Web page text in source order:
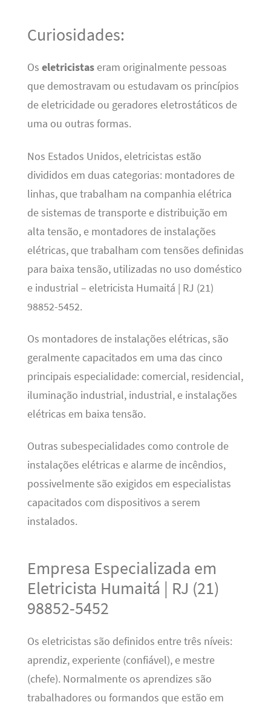
Curiosidades:
Os eletricistaseram originalmente pessoas
que demostravam ou estudavam os princípios
de eletricidade ou geradores eletrostáticos de
uma ou outras formas.
Nos Estados Unidos, eletricistas estão
divididos em duas categorias: montadores de
linhas, que trabalham na companhia elétrica
de sistemas de transporte e distribuição em
alta tensão, e montadores de instalações
elétricas, que trabalham com tensões definidas
para baixa tensão, utilizadas no uso doméstico
e industrial – eletricista Humaitá | RJ (21)
98852-5452.
Os montadores de instalações elétricas, são
geralmente capacitados em uma das cinco
principais especialidade: comercial, residencial,
iluminação industrial, industrial, e instalações
elétricas em baixa tensão.
Outras subespecialidades como controle de
instalações elétricas e alarme de incêndios,
possivelmente são exigidos em especialistas
capacitados com dispositivos a serem
instalados.
Empresa Especializada em
Eletricista Humaitá | RJ (21)
98852-5452
Os eletricistas são definidos entre três níveis:
aprendiz, experiente (confiável), e mestre
(chefe). Normalmente os aprendizes são
trabalhadores ou formandos que estão em